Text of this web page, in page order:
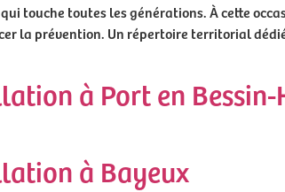
touche toutes les générations. À cette
la prévention. Un répertoire territorial
à Port en
à Bayeux